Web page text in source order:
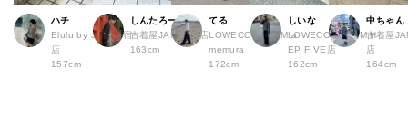
ハチ
Elulu by JAM 原宿
店
157cm
しんたろー
古着屋JAM 仙台店
163cm
てる
LOWECO by JAM a
memura
172cm
しいな
LOWECO by JAM H
EP FIVE店
162cm
中ちゃん
古着屋
店
164cm